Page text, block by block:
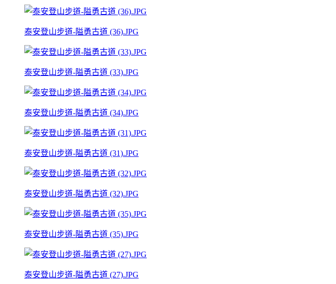
泰安登山步道-隘勇古道 (36).JPG
泰安登山步道-隘勇古道 (33).JPG
泰安登山步道-隘勇古道 (34).JPG
泰安登山步道-隘勇古道 (31).JPG
泰安登山步道-隘勇古道 (32).JPG
泰安登山步道-隘勇古道 (35).JPG
泰安登山步道-隘勇古道 (27).JPG